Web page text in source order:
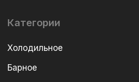
Категории
Холодильное
Барное